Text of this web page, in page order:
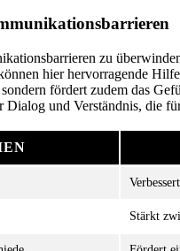
zu
hier hervorragende
fördert zudem das
Dialog und Verständnis, die
Stärkt